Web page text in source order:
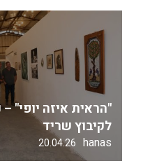
"הראית איזה יופי"
לקיבוץ שריד
hanas
20.04.26